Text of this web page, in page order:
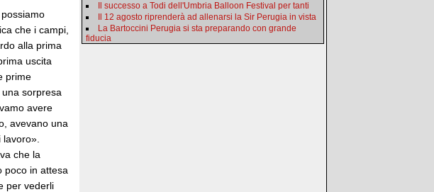
che i campi,
alla prima
uscita
prime
sorpresa
avere
avevano una
che la
poco in attesa
per vederli
Il successo a Todi dell'Umbria Balloon Festival per tanti
Il 12 agosto riprenderà ad allenarsi la Sir Perugia in vista
La Bartoccini Perugia si sta preparando con grande
fiducia